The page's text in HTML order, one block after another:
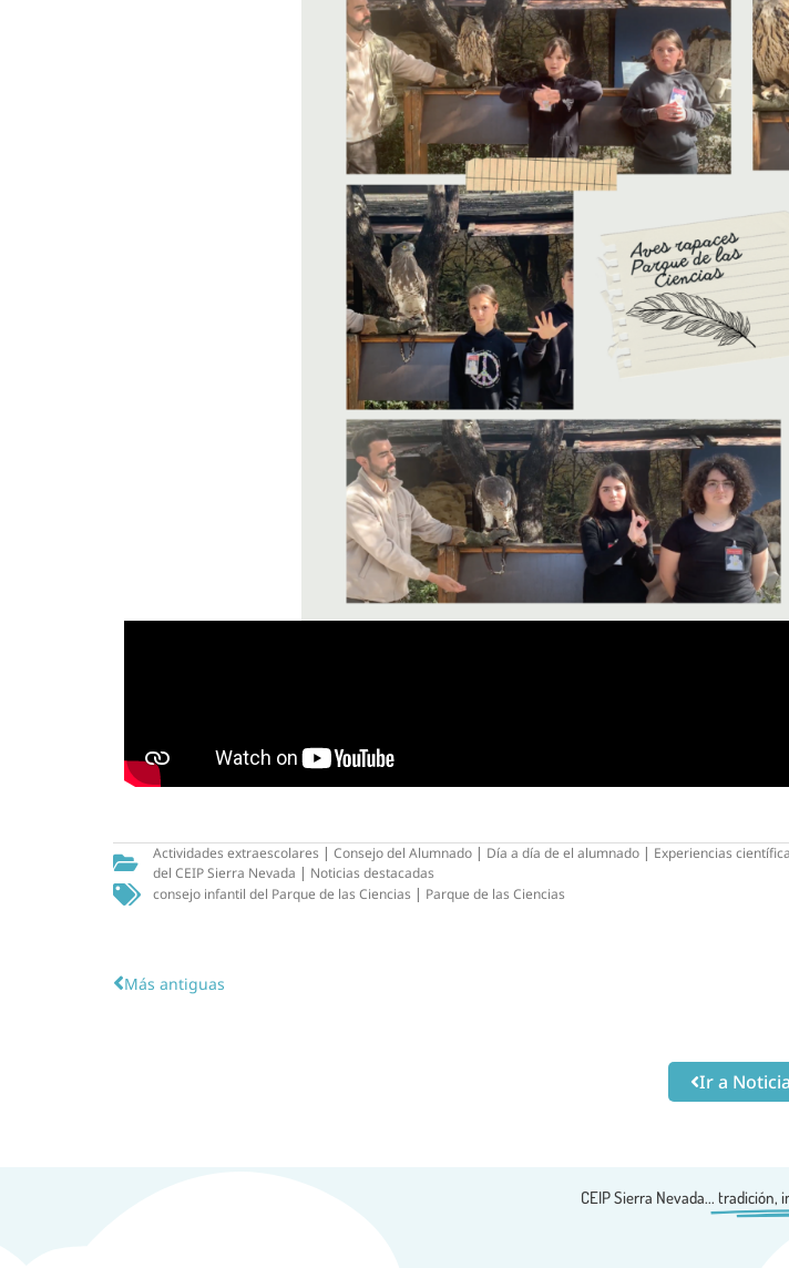
Actividades extraescolares Consejo del Alumnado Día a día de el alumnado Experiencias
del CEIP Sierra Nevada
Noticias destacadas
consejo infantil del Parque de las Ciencias
Parque de las Ciencias
Más antiguas
Ir a
CEIP Sierra Nevada... tradición,